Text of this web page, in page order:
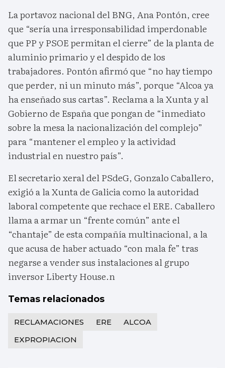
La portavoz nacional del BNG, Ana Pontón, cree
que “sería una irresponsabilidad imperdonable
que PP y PSOE permitan el cierre” de la planta de
aluminio primario y el despido de los
trabajadores. Pontón afirmó que “no hay tiempo
que perder, ni un minuto más”, porque “Alcoa ya
ha enseñado sus cartas”. Reclama a la Xunta y al
Gobierno de España que pongan de “inmediato
sobre la mesa la nacionalización del complejo”
para “mantener el empleo y la actividad
industrial en nuestro país”.
El secretario xeral del PSdeG, Gonzalo Caballero,
exigió a la Xunta de Galicia como la autoridad
laboral competente que rechace el ERE. Caballero
llama a armar un “frente común” ante el
“chantaje” de esta compañía multinacional, a la
que acusa de haber actuado “con mala fe” tras
negarse a vender sus instalaciones al grupo
inversor Liberty House.n
Temas relacionados
RECLAMACIONES ERE
ALCOA
EXPROPIACION